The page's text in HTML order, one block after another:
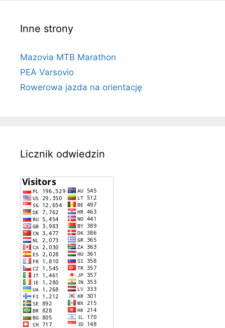
Inne strony
Mazovia MTB Marathon
PEA Varsovio
Rowerowa jazda na orientację
Licznik odwiedzin